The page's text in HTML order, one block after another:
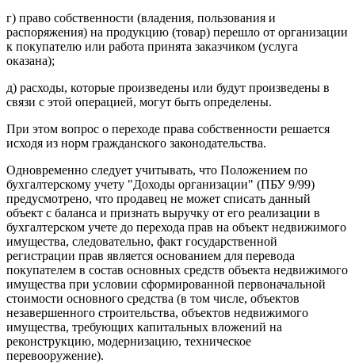
г) право собственности (владения, пользования и
распоряжения) на продукцию (товар) перешло от организации
к покупателю или работа принята заказчиком (услуга
оказана);
д) расходы, которые произведены или будут произведены в
связи с этой операцией, могут быть определены.
При этом вопрос о переходе права собственности решается
исходя из норм гражданского законодательства.
Одновременно следует учитывать, что Положением по
бухгалтерскому учету "Доходы организации" (ПБУ 9/99)
предусмотрено, что продавец не может списать данный
объект с баланса и признать выручку от его реализации в
бухгалтерском учете до перехода прав на объект недвижимого
имущества, следовательно, факт государственной
регистрации прав является основанием для перевода
покупателем в состав основных средств объекта недвижимого
имущества при условии сформированной первоначальной
стоимости основного средства (в том числе, объектов
незавершенного строительства, объектов недвижимого
имущества, требующих капитальных вложений на
реконструкцию, модернизацию, техническое
перевооружение).